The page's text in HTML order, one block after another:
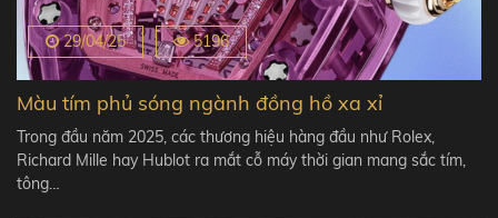
29/04/25 5196
Màu tím phủ sóng ngành đồng hồ xa xỉ
Trong đầu năm 2025, các thương hiệu hàng đầu như Rolex,
Richard Mille hay Hublot ra mắt cỗ máy thời gian mang sắc tím,
tông…